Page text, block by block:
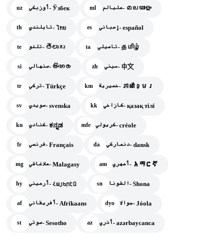
uz أوزبكي- Ўзбек ml مليالم- മലയാളം
th تايلندي- ไทย es إسباني- español
te تلغو- తెలుగు ta تاميلي- தமிழ்
si سنهالي- සිංහල zh صيني- 中文
tr تركي- Türkçe km خميرية- ភាសាខ្មែរ
sv سويدي- svenska kk كازاخي- қазақ тілі
kn كنادي- ಕನ್ನಡ mfe كريولي- créole
fr فرنسي- Français da دنماركي- dansk
mg ملاغاشي- Malagasy am أمهري- አማርኛ
hy أرميني- Հայերէն sn الشونا- Shona
af أفريقاني- Afrikaans dyo جوالا- Jóola
st سوتي- Sesotho az أذري- azərbaycanca